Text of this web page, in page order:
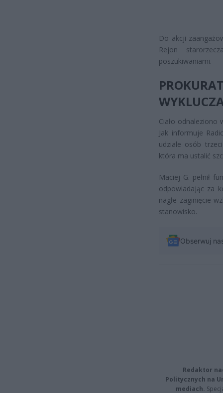
Do akcji
Rejon
poszukiwaniami.
Ciało odnaleziono
Jak informuje
udziale osób
która ma ustalić
Maciej G. pełnił
odpowiadając za
nagłe zaginięcie
stanowisko.
Obserwuj
Redaktor
Politycznych na
mediach.